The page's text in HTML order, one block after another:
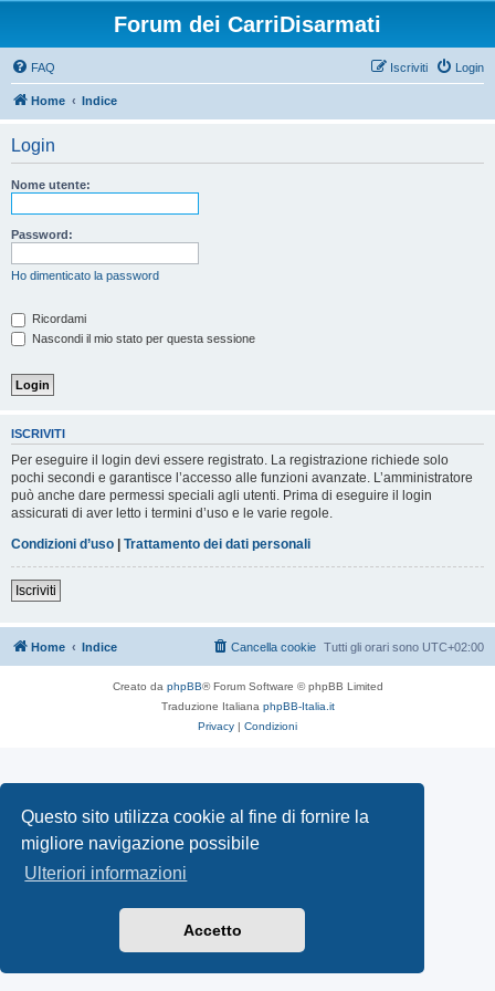
Questo sito utilizza cookie al fine di fornire la
migliore navigazione possibile
Ulteriori informazioni
Accetto
Forum dei CarriDisarmati
FAQ Login
Iscriviti
Home Indice
Login
Nome utente:
Password:
Ho dimenticato la password
Ricordami
Nascondi il mio stato per questa sessione
ISCRIVITI
Per eseguire il login devi essere registrato. La registrazione richiede solo
pochi secondi e garantisce l’accesso alle funzioni avanzate. L’amministratore
può anche dare permessi speciali agli utenti. Prima di eseguire il login
assicurati di aver letto i termini d’uso e le varie regole.
Condizioni d’uso | Trattamento dei dati personali
Iscriviti
Home Indice Tutti gli orari sono UTC+02:00
Cancella cookie
Creato da phpBB® Forum Software © phpBB Limited
Traduzione Italiana phpBB-Italia.it
Privacy | Condizioni